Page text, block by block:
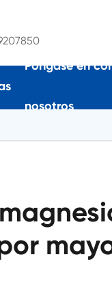
Póngase en
nosotros